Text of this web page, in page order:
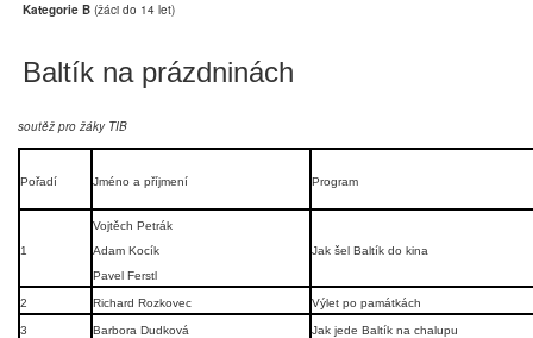
Kategorie B (žáci do 14 let)
Baltík na prázdninách
soutěž pro žáky TIB
Pořadí Jméno a příjmení Program
1
Vojtěch Petrák
Adam Kocík
Pavel Ferstl
Jak šel Baltík do kina
2 Richard Rozkovec Výlet po památkách
3 Barbora Dudková Jak jede Baltík na chalupu